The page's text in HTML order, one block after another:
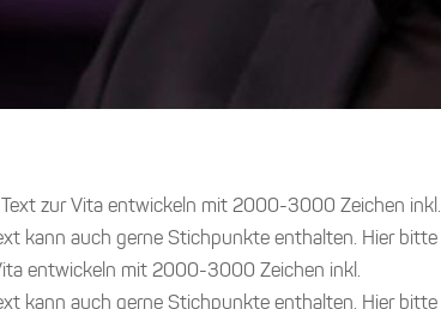
zur Vita entwickeln mit 2000-3000 Zeichen inkl.
kann auch gerne Stichpunkte enthalten. Hier bitte
entwickeln mit 2000-3000 Zeichen inkl.
kann auch gerne Stichpunkte enthalten. Hier bitte